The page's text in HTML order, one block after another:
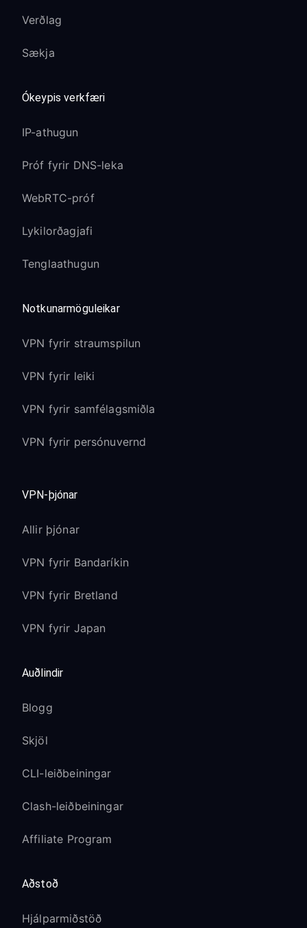
Verðlag
Sækja
Ókeypis verkfæri
IP-athugun
Próf fyrir DNS-leka
WebRTC-próf
Lykilorðagjafi
Tenglaathugun
Notkunarmöguleikar
VPN fyrir straumspilun
VPN fyrir leiki
VPN fyrir samfélagsmiðla
VPN fyrir persónuvernd
VPN-þjónar
Allir þjónar
VPN fyrir Bandaríkin
VPN fyrir Bretland
VPN fyrir Japan
Auðlindir
Blogg
Skjöl
CLI-leiðbeiningar
Clash-leiðbeiningar
Affiliate Program
Aðstoð
Hjálparmiðstöð